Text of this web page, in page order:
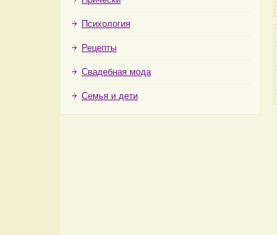
Психология
Рецепты
Свадебная мода
Семья и дети